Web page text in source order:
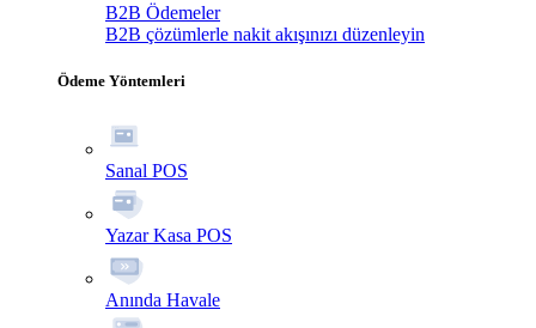
B2B Ödemeler
B2B çözümlerle nakit akışınızı düzenleyin
Ödeme Yöntemleri
Sanal POS
Yazar Kasa POS
Anında Havale